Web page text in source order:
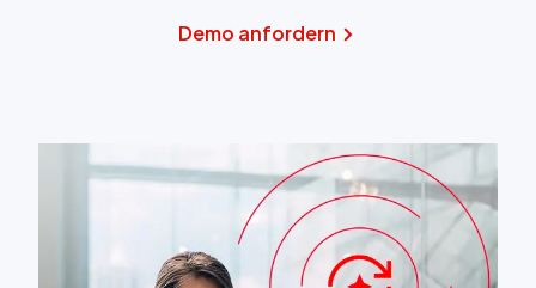
Demo anfordern